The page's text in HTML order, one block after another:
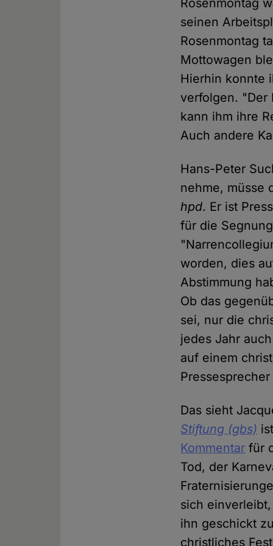
Rosenmontag
seinen
Rosenmontag
Mottowagen
Hierhin konnte
verfolgen. "Der
kann ihm ihre
Auch andere
Hans-Peter
nehme, müsse
hpd. Er ist
für die
worden, dies
Abstimmung
Ob das
sei, nur die
jedes Jahr
auf einem
Das sieht
Stiftung (gbs)
Kommentar für
Tod, der
sich
ihn geschickt
christliches